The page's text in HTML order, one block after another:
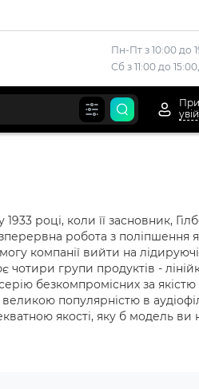
Пн-Пт з 10:00 до
Сб з 11:00 до
році, коли її засновник,
робота з поліпшення
компанії вийти на
групи продуктів -
безкомпромісних за
популярністю в
якості, яку б модель ви